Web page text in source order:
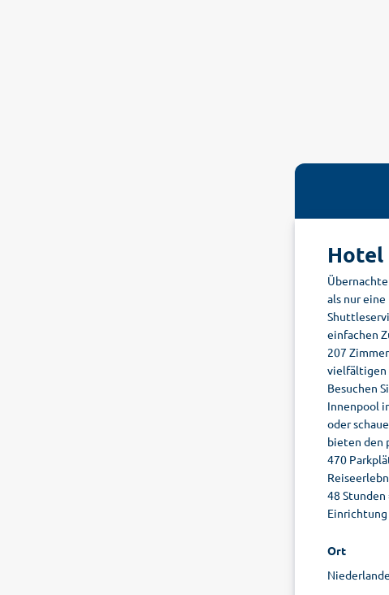
Hotel
als nur
einfachen
207
vielfältigen
Besuchen
Innenpool
oder
bieten den
470
48 Stunden
Ort